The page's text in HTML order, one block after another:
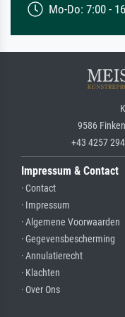
Mo-Do: 7:00 -
9586
+43 4257
Impressum & Contact
· Contact
· Impressum
· Algemene Voorwaarden
· Gegevensbescherming
· Annulatierecht
· Klachten
· Over Ons